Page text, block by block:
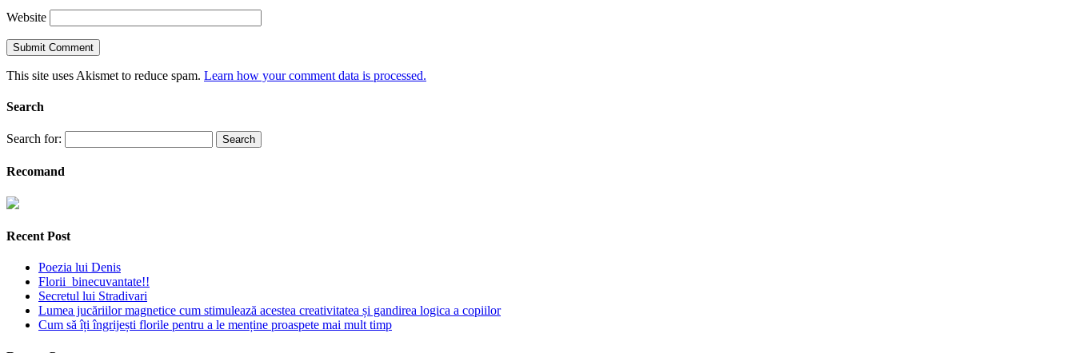
Website
This site uses Akismet to reduce spam. Learn how your comment data is processed.
Search
Search for:
Recomand
Recent Post
Poezia lui Denis
Florii binecuvantate!!
Secretul lui Stradivari
Lumea jucăriilor magnetice cum stimulează acestea creativitatea și gandirea logica a copiilor
Cum să îți îngrijești florile pentru a le menține proaspete mai mult timp